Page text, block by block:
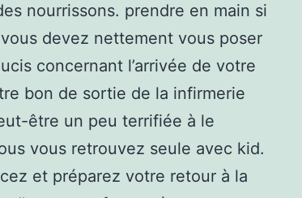
nourrissons. prendre en main si
devez nettement vous poser
concernant l’arrivée de votre
bon de sortie de la infirmerie
être un peu terrifiée à le
vous retrouvez seule avec kid.
et préparez votre retour à la